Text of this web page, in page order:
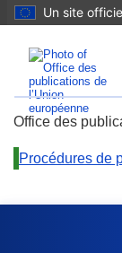
Un site
Office des
Procédures de